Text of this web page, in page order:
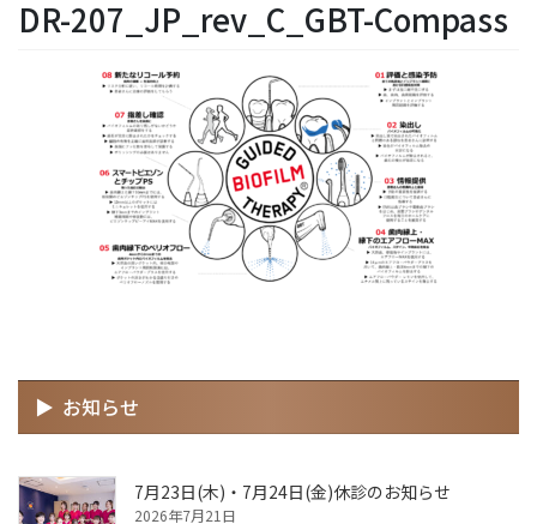
DR-207_JP_rev_C_GBT-Compass
お知らせ
7月23日(木)・7月24日(金)休診のお知らせ
2026年7月21日